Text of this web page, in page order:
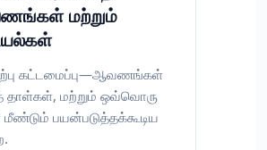
மற்றும்
கட்டமைப்பு—ஆவணங்கள்
தாள்கள், மற்றும் ஒவ்வொரு
மீண்டும் பயன்படுத்தக்கூடிய